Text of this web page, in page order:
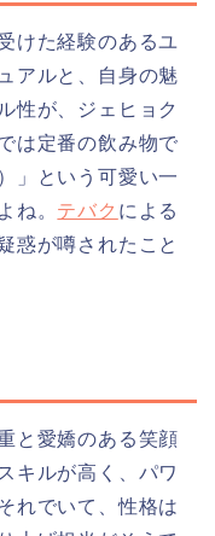
けた経験のあるユ
アルと、自身の魅
性が、ジェヒョク
は定番の飲み物で
」という可愛い一
ね。 テバク による
惑が噂されたこと
と愛嬌のある笑顔
キルが高く、パワ
れでいて、性格は